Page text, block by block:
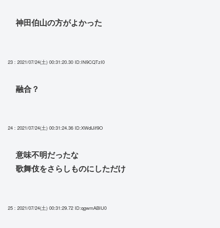
神田伯山の方がよかった
23 : 2021/07/24(土) 00:31:20.30 ID:IN9CQTzI0
融合？
24 : 2021/07/24(土) 00:31:24.36 ID:XWdlJif9O
意味不明だったな
歌舞伎をさらしものにしただけ
25 : 2021/07/24(土) 00:31:29.72 ID:qgwmABIU0